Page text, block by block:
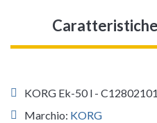
KORG Ek-50 l -
Marchio: KORG